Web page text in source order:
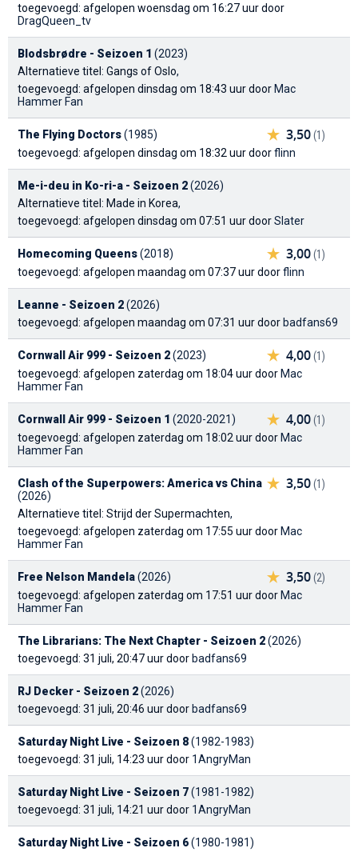
toegevoegd: afgelopen woensdag om 16:27 uur door
DragQueen_tv
Blodsbrødre - Seizoen 1 (2023)
Alternatieve titel: Gangs of Oslo,
toegevoegd: afgelopen dinsdag om 18:43 uur door Mac
Hammer Fan
3,50(1)
The Flying Doctors(1985)
toegevoegd: afgelopen dinsdag om 18:32 uur doorflinn
Me-i-deu in Ko-ri-a - Seizoen 2(2026)
Alternatieve titel: Made in Korea,
toegevoegd: afgelopen dinsdag om 07:51 uur doorSlater
3,00(1)
Homecoming Queens(2018)
toegevoegd: afgelopen maandag om 07:37 uur doorflinn
Leanne - Seizoen 2(2026)
toegevoegd: afgelopen maandag om 07:31 uur door badfans69
4,00(1)
Cornwall Air 999 - Seizoen 2(2023)
toegevoegd: afgelopen zaterdag om 18:04 uur door Mac
Hammer Fan
4,00(1)
Cornwall Air 999 - Seizoen 1 (2020-2021)
toegevoegd: afgelopen zaterdag om 18:02 uur door Mac
Hammer Fan
3,50(1)
Clash of the Superpowers: America vs China
(2026)
Alternatieve titel: Strijd der Supermachten,
toegevoegd: afgelopen zaterdag om 17:55 uur door Mac
Hammer Fan
3,50(2)
Free Nelson Mandela(2026)
toegevoegd: afgelopen zaterdag om 17:51 uur door Mac
Hammer Fan
The Librarians: The Next Chapter - Seizoen 2(2026)
toegevoegd: 31 juli, 20:47 uur door badfans69
RJ Decker - Seizoen 2(2026)
toegevoegd: 31 juli, 20:46 uur door badfans69
Saturday Night Live - Seizoen 8(1982-1983)
toegevoegd: 31 juli, 14:23 uur door 1AngryMan
Saturday Night Live - Seizoen 7(1981-1982)
toegevoegd: 31 juli, 14:21 uur door 1AngryMan
Saturday Night Live - Seizoen 6(1980-1981)